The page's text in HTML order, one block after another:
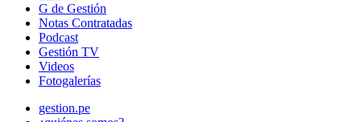
G de Gestión
Notas Contratadas
Podcast
Gestión TV
Videos
Fotogalerías
gestion.pe